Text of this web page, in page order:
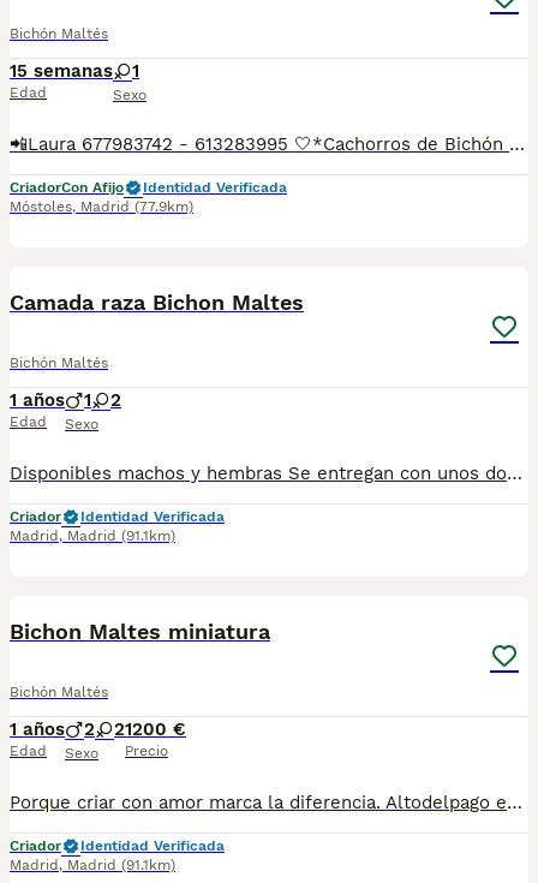
Bichón Maltés
15 semanas
Edad
1
Sexo
📲Laura 677983742 - 613283995 🤍*Cachorros de Bichón maltés toy hembras*🤍 ¿Buscas un nuevo compañero para tu hogar? ❤️ Tenemos preciosos cachorros listos para encontrar una familia responsable. ✅ Vacunados ✅ Desparasitados ✅ Cartilla sanitaria ✅ Garantías incluidas ✅ Máxima atención y cuidado Se hacen envíos a toda España: Andalucía: Almería, Cádiz, Córdoba, Granada, Huelva, Jaén, Málaga, Sevilla.Aragón: Huesca, Teruel, Zaragoza.Asturias: Oviedo.Baleares: Palma.Canarias: Las Palmas de Gran Canaria, Santa Cruz de Tenerife.Cantabria: Santander.Castilla-La Mancha: Albacete, Ciudad Real, Cuenca, Guadalajara, Toledo.Castilla y León: Ávila, Burgos, León, Palencia, Salamanca, Segovia, Soria, Valladolid, Zamora.Cataluña: Barcelona, Gerona (Girona), Lérida (Lleida), Tarragona.Comunidad Valenciana: Alicante, Castellón de la Plana, Valencia.Extremadura: Badajoz, Cáceres.Galicia: La Coruña (A Coruña), Lugo, Orense (Ourense), Pontevedra.La Rioja: Logroño.Madrid: Madrid.Murcia: Murcia.Navarra: Pamplona.País Vasco: Bilbao (Vizcaya), San Sebastián (Guipúzcoa), Vitoria (Álava). 🐾 Cachorros sanos, sociables y criados con mucho cariño. 📲 ¡Pregunta sin compromiso por disponibilidad, fotos y precios por mensaje privado!
CriadorCon Afijo
Identidad Verificada
Móstoles, Madrid (77.9km)
Camada raza Bichon Maltes
Bichón Maltés
1 años
Edad
1 2
Sexo
Disponibles machos y hembras Se entregan con unos dos meses y medio de edad y sus vacunas correspondientes, desparasitados, certificado de salud, garantías por escrito tanto por enfermedad vírica como congénito genética. Todos los cachorros son descendientes de las mejores líneas nacionales, criados por profesionales expertos. Se entregan en toda España con transporte propio de alta calidad preparado para animales, van en vehículo climatizado con chófer particular a cargo del comprador. Teléfono / Whats app: 641 92 23 90 Precio a partir de 1000€
Criador
Identidad Verificada
Madrid , Madrid (91.1km)
Bichon Maltes miniatura
Bichón Maltés
1 años
Edad
2 2
Sexo
1200 €
Precio
Porque criar con amor marca la diferencia. Altodelpago es un criadero familiar donde cada perro recibe atención individual, socialización desde pequeño y el mejor entorno para desarrollarse. altodelpago.es · tlf 679 67 30 10
Criador
Identidad Verificada
Madrid , Madrid (91.1km)